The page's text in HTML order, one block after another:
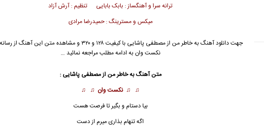
ترانه سرا و آهنگساز : بابک بابایی تنظیم : آرش آزاد
میکس و مسترینگ : حمیدرضا مرادی
جهت دانلود آهنگ به خاطر من ازمصطفی پاشایی
با کیفیت ۱۲۸ و ۳۲۰ و مشاهده متن این آهنگ از
نکست وان به ادامه مطلب مراجعه نمائید …
متن آهنگ به خاطر من ازمصطفی پاشایی :
♫ ♫ نکست وان ♫ ♫
بیا دستام و بگیر تا فرصت هست
اگه تنهام بذاری میرم از دست